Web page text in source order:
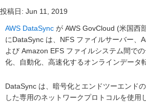
投稿日: Jun 11, 2019
AWS DataSync が AWS GovCloud (米国西
にDataSync は、NFS ファイルサーバー、
よび Amazon EFS ファイルシステム間で
化、自動化、高速化するオンラインデータ
DataSync は、暗号化とエンドツーエンド
した専用のネットワークプロトコルを使用